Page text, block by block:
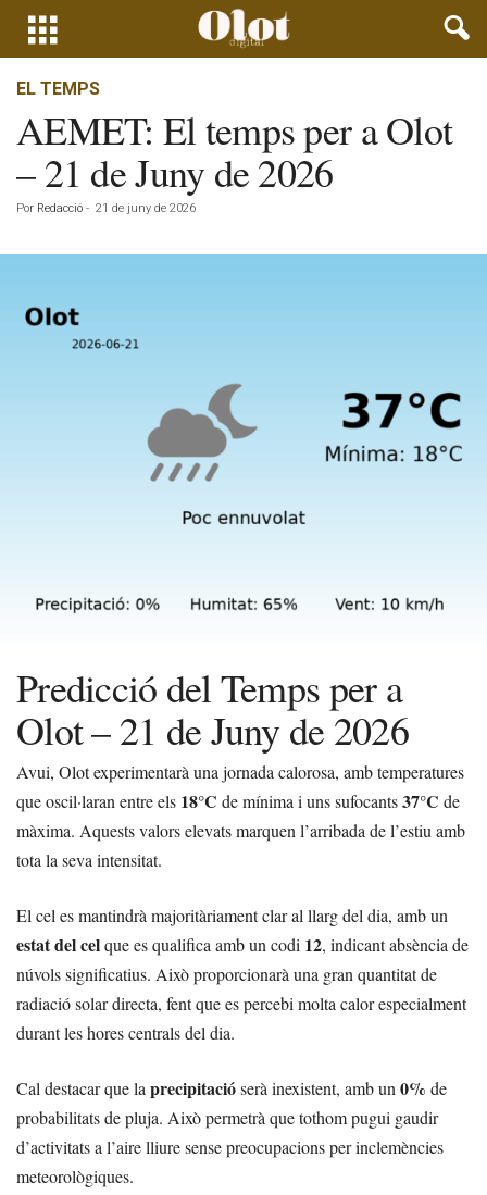
EL TEMPS
AEMET: El temps per a Olot
– 21 de Juny de 2026
Por Redacció - 21 de juny de 2026
Predicció del Temps per a
Olot – 21 de Juny de 2026
Avui, Olot experimentarà una jornada calorosa, amb temperatures
que oscil·laran entre els 18°C de mínima i uns sufocants37°C de
màxima. Aquests valors elevats marquen l’arribada de l’estiu amb
tota la seva intensitat.
El cel es mantindrà majoritàriament clar al llarg del dia, amb un
estat del celque es qualifica amb un codi 12, indicant absència de
núvols significatius. Això proporcionarà una gran quantitat de
radiació solar directa, fent que es percebi molta calor especialment
durant les hores centrals del dia.
Cal destacar que laprecipitacióserà inexistent, amb un0% de
probabilitats de pluja. Això permetrà que tothom pugui gaudir
d’activitats a l’aire lliure sense preocupacions per inclemències
meteorològiques.